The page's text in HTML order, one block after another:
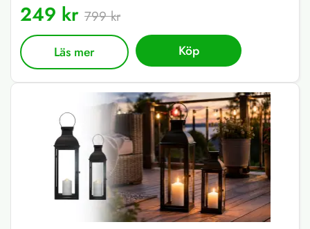
249 kr 799 kr
Läs mer Köp